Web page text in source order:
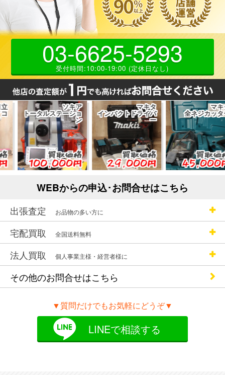
03-6625-5293
受付時間:10:00-19:00 (定休日なし)
ソキア
トータルステーショ
ン
買取価格
100,000円
マキタ
インパクトドライバ
ー
買取価格
29,000円
マキタ
全ネジカッター
買取価格
45,000円
WEBからの申込･お問合せはこちら
出張査定 お品物の多い方に
宅配買取 全国送料無料
法人買取 個人事業主様・経営者様に
その他のお問合せはこちら
▼質問だけでもお気軽にどうぞ▼
LINEで相談する